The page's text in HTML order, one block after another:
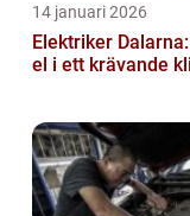
14 januari 2026
Elektriker
el i ett krävande